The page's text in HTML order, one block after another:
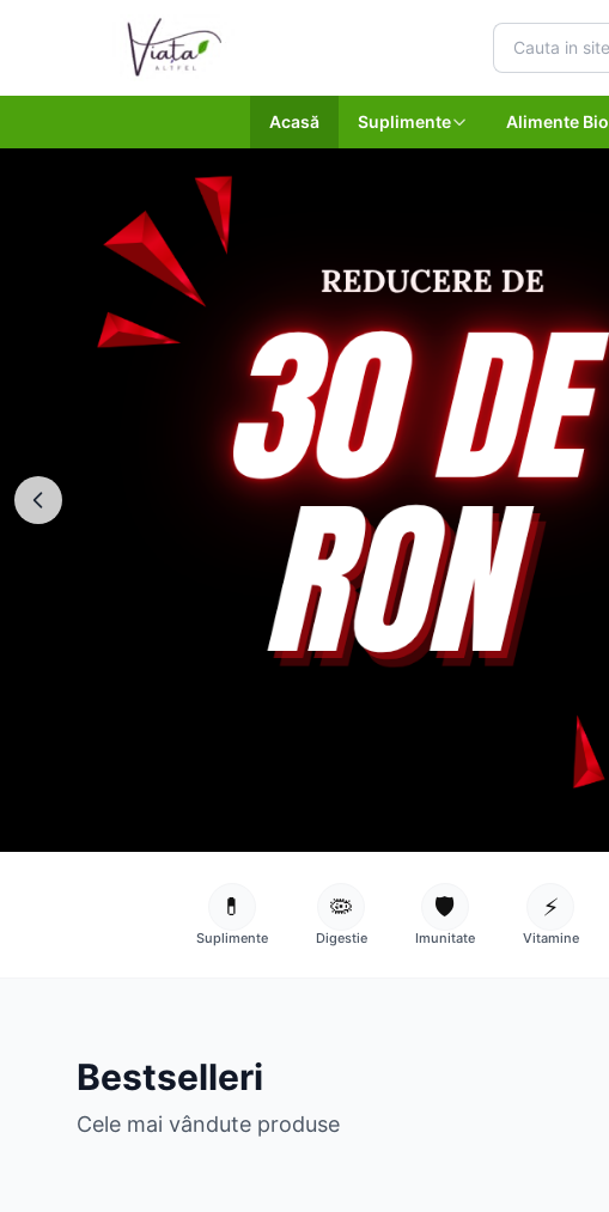
Acasă Suplimente Alimente Bio
💊
Suplimente
🦠
Digestie
🛡️
Imunitate
⚡
Vitamine
Bestselleri
Cele mai vândute produse